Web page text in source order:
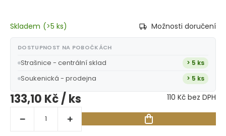
Skladem (>5 ks) Možnosti doručení
DOSTUPNOST NA POBOČKÁCH
Strašnice - centrální sklad > 5 ks
Soukenická - prodejna > 5 ks
133,10 Kč/ ks 110 Kč bez DPH